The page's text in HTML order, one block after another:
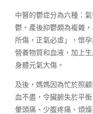
中醫的鬱症分為六種：
鬱。產後抑鬱頗為複雜
所傷，正氣必虛」，懷
營養物質和血液，加上
身體元氣大傷。
及後，媽媽因為忙於照
血不盡，令臟腑失於平
暈頭痛、少腹疼痛、煩